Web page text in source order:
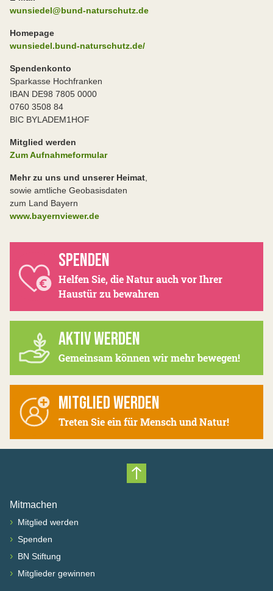
wunsiedel@bund-naturschutz.de
Homepage
wunsiedel.bund-naturschutz.de/
Spendenkonto
Sparkasse Hochfranken
IBAN DE98 7805 0000
0760 3508 84
BIC BYLADEM1HOF
Mitglied werden
Zum Aufnahmeformular
Mehr zu uns und unserer Heimat
sowie amtliche Geobasisdaten
zum Land Bayern
www.bayernviewer.de
SPENDEN
Helfen Sie, die Natur auch vor Ihrer
Haustür zu bewahren
AKTIV WERDEN
Gemeinsam können wir mehr bewegen!
MITGLIED WERDEN
Treten Sie ein für Mensch und Natur!
Nach oben scrollen
Mitmachen
› Mitglied werden
› Spenden
› BN Stiftung
› Mitglieder gewinnen